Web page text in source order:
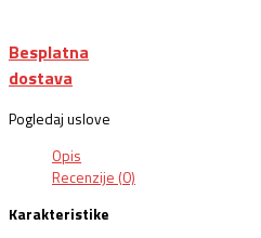
Besplatna
dostava
Pogledaj uslove
Opis
Recenzije (0)
Karakteristike